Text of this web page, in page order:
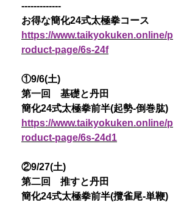
-------------
お得な簡化24式太極拳コース
https://www.taikyokuken.online/p
roduct-page/6s-24f
①9/6(土)
第一回 基礎と丹田
簡化24式太極拳前半(起勢-倒巻肱)
https://www.taikyokuken.online/p
roduct-page/6s-24d1
②9/27(土)
第二回 推すと丹田
簡化24式太極拳前半(攬雀尾-単鞭)